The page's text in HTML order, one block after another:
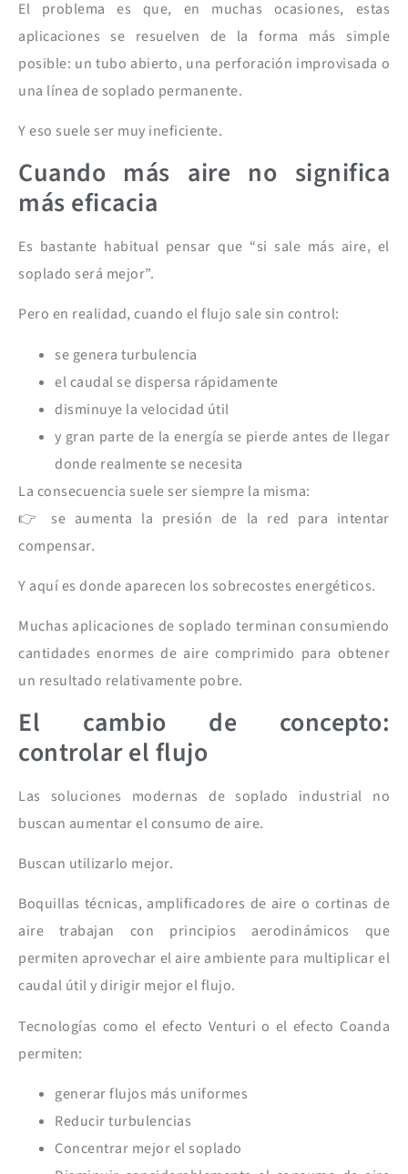
El problema es que, en muchas ocasiones, estas
aplicaciones se resuelven de la forma más simple
posible: un tubo abierto, una perforación improvisada o
una línea de soplado permanente.
Y eso suele ser muy ineficiente.
Cuando más aire no significa
más eficacia
Es bastante habitual pensar que “si sale más aire, el
soplado será mejor”.
Pero en realidad, cuando el flujo sale sin control:
se genera turbulencia
el caudal se dispersa rápidamente
disminuye la velocidad útil
y gran parte de la energía se pierde antes de llegar
donde realmente se necesita
La consecuencia suele ser siempre la misma:
👉 se aumenta la presión de la red para intentar
compensar.
Y aquí es donde aparecen los sobrecostes energéticos.
Muchas aplicaciones de soplado terminan consumiendo
cantidades enormes de aire comprimido para obtener
un resultado relativamente pobre.
El cambio de concepto:
controlar el flujo
Las soluciones modernas de soplado industrial no
buscan aumentar el consumo de aire.
Buscan utilizarlo mejor.
Boquillas técnicas, amplificadores de aire o cortinas de
aire trabajan con principios aerodinámicos que
permiten aprovechar el aire ambiente para multiplicar el
caudal útil y dirigir mejor el flujo.
Tecnologías como el efecto Venturi o el efecto Coanda
permiten:
generar flujos más uniformes
Reducir turbulencias
Concentrar mejor el soplado